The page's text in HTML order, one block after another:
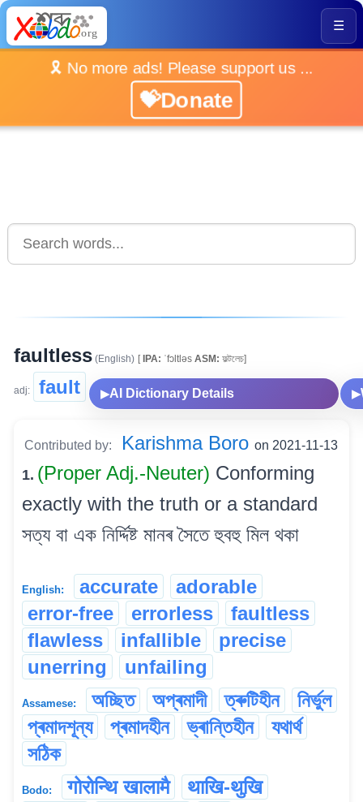
☰
🎗️ No more ads! Please support us ...
💝Donate
faultless (English) [IPA: ˈfɔltləs ASM: ফল্টলেচ]
adj: fault ▶AI Dictionary Details ▶
Contributed by: Karishma Boro on 2021-11-13
1. (Proper Adj.-Neuter) Conforming
exactly with the truth or a standard
সত্য বা এক নিৰ্দ্দিষ্ট মানৰ সৈতে হুবহু মিল থকা
English: accurate
adorable
error-free
errorless
faultless
flawless
infallible
precise
unerring
unfailing
Assamese: অচ্ছিত অপ্ৰমাদী ত্ৰুটিহীন
নিৰ্ভুল
প্ৰমাদশূন্য
প্ৰমাদহীন ভ্ৰান্তিহীন
যথাৰ্থ
সঠিক
Bodo: गोरोन्थि खालामै
थाखि-थुखि